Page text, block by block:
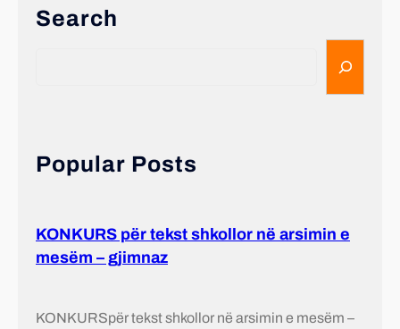
Search
Popular Posts
KONKURS për tekst shkollor në arsimin e
mesëm – gjimnaz
KONKURSpër tekst shkollor në arsimin e mesëm –